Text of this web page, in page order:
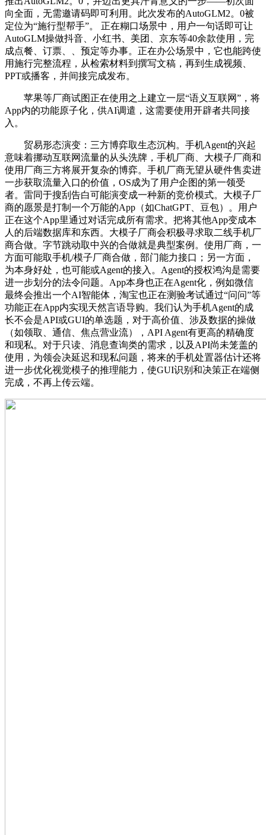
向全面，无需邀请码即可利用。此次发布的AutoGLM2。0被
定位为“施行型帮手”。 正在糊口场景中，用户一句话即可让
AutoGLM操做抖音、小红书、美团、京东等40余款使用，完
成点餐、订票、、预定等办事。正在办公场景中，它也能跨使
用施行完整流程，从检索材料到撰写文稿，再到生成视频、
PPT或播客，并间接完成发布。
苹果等厂商试图正在使用之上建立一层“语义互联网”，将
App内的功能原子化，供AI调遣，这需要使用开辟者共同接
入。
贸易形态演变：三方博弈取生态沉构。手机Agent的兴起
意味着挪动互联网流量的从头洗牌，手机厂商、大模子厂商和
使用厂商三方将展开复杂的博弈。手机厂商无望从硬件售卖进
一步获取流量入口的价值，OS成为了用户企图的第一领受
者。雷同于搜刮告白可能演变成一种新的竞价模式。大模子厂
商的愿景是打制一个万能的App（如ChatGPT、豆包）。用户
正在这个App里通过对话完成所有需求。把将其他App变成本
人的后端数据库和东西。大模子厂商会积极寻求取二线手机厂
商合做。字节跳动取中兴的合做就是典型案例。使用厂商，一
方面可能取手机/模子厂商合做，部门能力接口；另一方面，
为本身好处，也可能或Agent的接入。Agent的授权鸿沟是需要
进一步划分的法令问题。App本身也正在Agent化，例如微信
最终会推出一个AI智能体，淘宝也正在测验考试通过“问问”等
功能正在App内实现天然言语导购。我们认为手机Agent的成
长不会是API或GUI的单选题，对于高价值、涉及数据的操做
（如领取、通信、焦点营业流），API Agent有更高的精确度
和现私。对于只读、消息查询类的需求，以及API尚未笼盖的
使用，为领会决延迟和现私问题，将来的手机处置器估计还将
进一步优化视觉模子的推理能力，使GUI识别和决策正在端侧
完成，不再上传云端。